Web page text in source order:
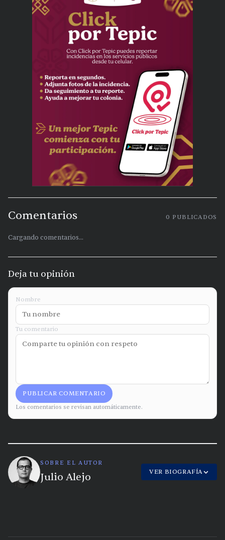
Comentarios 0 PUBLICADOS
Cargando comentarios...
Deja tu opinión
Nombre
Tu comentario
PUBLICAR COMENTARIO
Los comentarios se revisan automáticamente.
SOBRE EL AUTOR
Julio Alejo VER BIOGRAFÍA